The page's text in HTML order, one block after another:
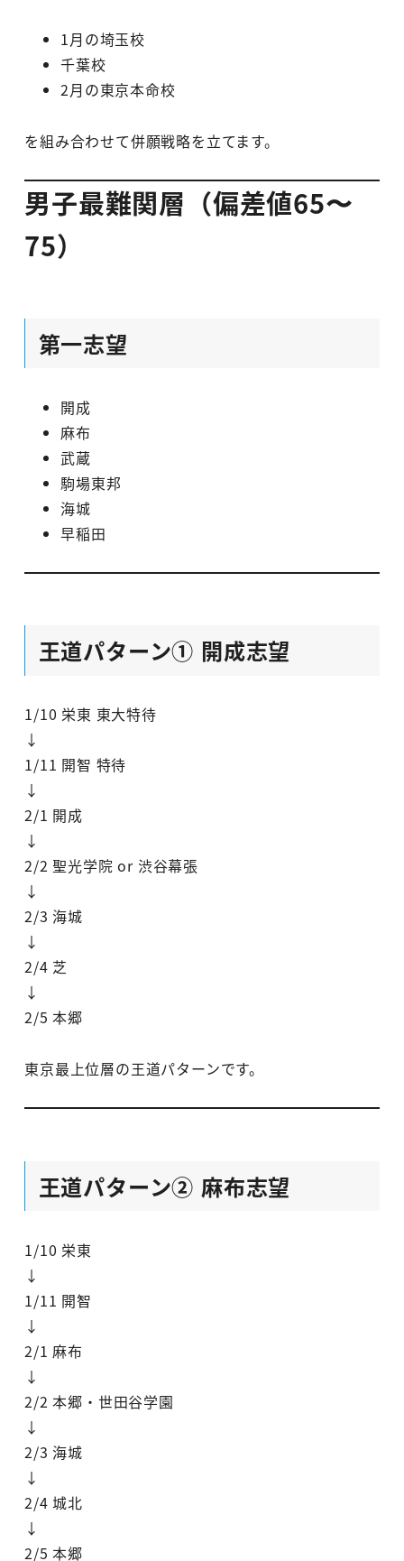
1月の埼玉校
千葉校
2月の東京本命校
を組み合わせて併願戦略を立てます。
男子最難関層（偏差値65〜
75）
第一志望
開成
麻布
武蔵
駒場東邦
海城
早稲田
王道パターン① 開成志望
1/10 栄東 東大特待
↓
1/11 開智 特待
↓
2/1 開成
↓
2/2 聖光学院 or 渋谷幕張
↓
2/3 海城
↓
2/4 芝
↓
2/5 本郷
東京最上位層の王道パターンです。
王道パターン② 麻布志望
1/10 栄東
↓
1/11 開智
↓
2/1 麻布
↓
2/2 本郷・世田谷学園
↓
2/3 海城
↓
2/4 城北
↓
2/5 本郷